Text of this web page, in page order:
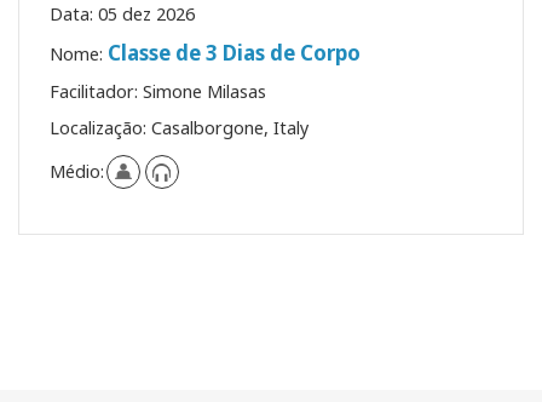
Data: 05 dez 2026
Nome: Classe de 3 Dias de Corpo
Facilitador: Simone Milasas
Localização: Casalborgone, Italy
Médio: